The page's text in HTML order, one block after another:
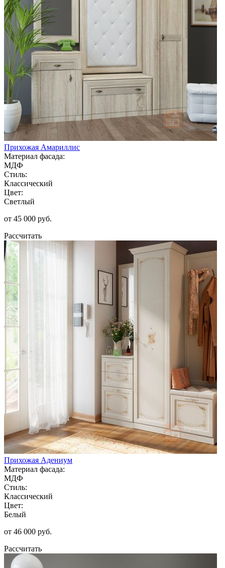
Прихожая Амариллис
Материал фасада:
МДФ
Стиль:
Классический
Цвет:
Светлый
от 45 000 руб.
Рассчитать
Прихожая Адениум
Материал фасада:
МДФ
Стиль:
Классический
Цвет:
Белый
от 46 000 руб.
Рассчитать